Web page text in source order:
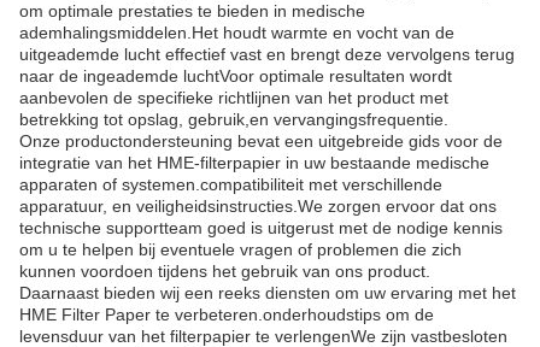
om optimale prestaties te bieden in medische
ademhalingsmiddelen.Het houdt warmte en vocht van de
uitgeademde lucht effectief vast en brengt deze vervolgens terug
naar de ingeademde luchtVoor optimale resultaten wordt
aanbevolen de specifieke richtlijnen van het product met
betrekking tot opslag, gebruik,en vervangingsfrequentie.
Onze productondersteuning bevat een uitgebreide gids voor de
integratie van het HME-filterpapier in uw bestaande medische
apparaten of systemen.compatibiliteit met verschillende
apparatuur, en veiligheidsinstructies.We zorgen ervoor dat ons
technische supportteam goed is uitgerust met de nodige kennis
om u te helpen bij eventuele vragen of problemen die zich
kunnen voordoen tijdens het gebruik van ons product.
Daarnaast bieden wij een reeks diensten om uw ervaring met het
HME Filter Paper te verbeteren.onderhoudstips om de
levensduur van het filterpapier te verlengenWe zijn vastbesloten